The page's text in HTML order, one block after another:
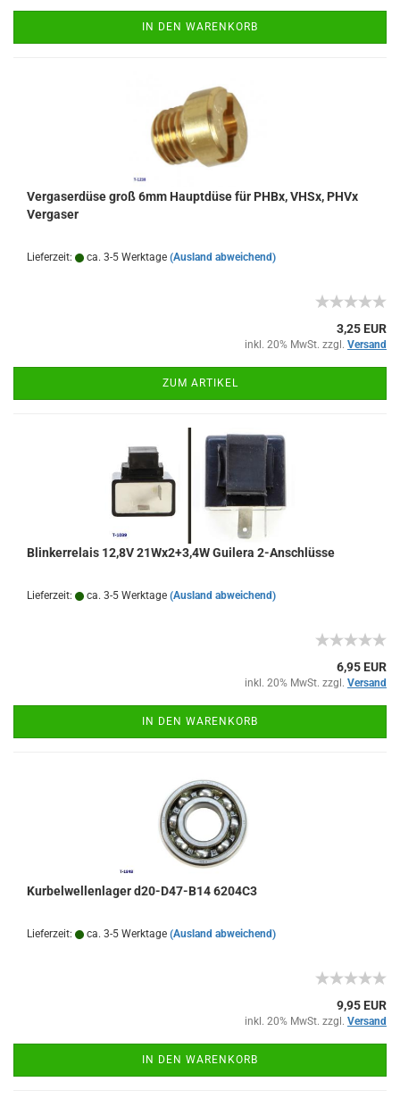
IN DEN WARENKORB
Vergaserdüse groß 6mm Hauptdüse für PHBx, VHSx, PHVx
Vergaser
Lieferzeit: ca. 3-5 Werktage (Ausland abweichend)
3,25 EUR
inkl. 20% MwSt. zzgl. Versand
ZUM ARTIKEL
Blinkerrelais 12,8V 21Wx2+3,4W Guilera 2-Anschlüsse
Lieferzeit: ca. 3-5 Werktage (Ausland abweichend)
6,95 EUR
inkl. 20% MwSt. zzgl. Versand
IN DEN WARENKORB
Kurbelwellenlager d20-D47-B14 6204C3
Lieferzeit: ca. 3-5 Werktage (Ausland abweichend)
9,95 EUR
inkl. 20% MwSt. zzgl. Versand
IN DEN WARENKORB